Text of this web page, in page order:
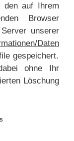
den auf Ihrem
Browser
unserer
Daten
gespeichert.
ohne Ihr
Löschung